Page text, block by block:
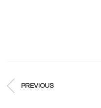
PREVIOUS